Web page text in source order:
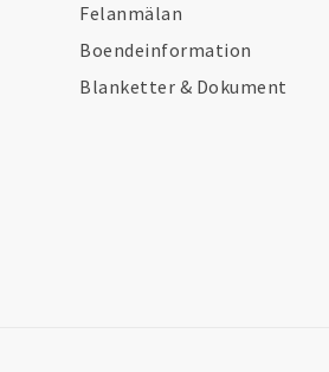
Felanmälan
Boendeinformation
Blanketter & Dokument